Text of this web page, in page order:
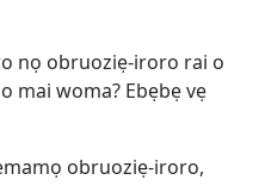
nọ obruoziẹ-iroro rai o
mai woma? Ebẹbẹ vẹ
obruoziẹ-iroro,